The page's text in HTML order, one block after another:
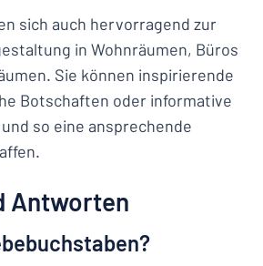
sich auch hervorragend zur
in Wohnräumen, Büros
Sie können inspirierende
Botschaften oder informative
so eine ansprechende
Antworten